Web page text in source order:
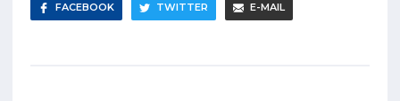
FACEBOOK TWITTER E-MAIL